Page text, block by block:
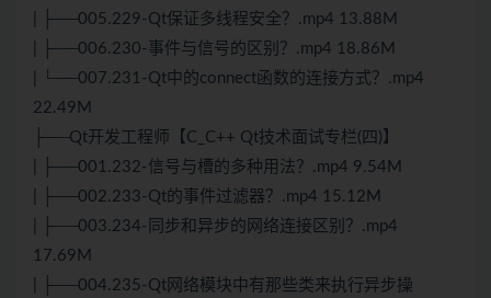
| ├──005.229-Qt保证多线程安全？.mp4 13.88M
| ├──006.230-事件与信号的区别？.mp4 18.86M
| └──007.231-Qt中的connect函数的连接方式？.mp4
22.49M
├──Qt开发工程师【C_ C++ Qt技术面试专栏(四)】
| ├──001.232-信号与槽的多种用法？.mp4 9.54M
| ├──002.233-Qt的事件过滤器？.mp4 15.12M
| ├──003.234-同步和异步的网络连接区别？.mp4
17.69M
| ├──004.235-Qt网络模块中有那些类来执行异步操